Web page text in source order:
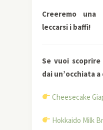
Creeremo una
leccarsi i baffi!
Se vuoi
dai un’occhiata
Cheesecake
Hokkaido Milk